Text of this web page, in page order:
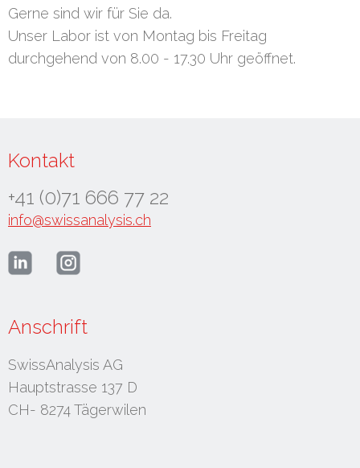
Gerne sind wir für Sie da.
Unser Labor ist von Montag bis Freitag
durchgehend von 8.00 - 17.30 Uhr geöffnet.
Kontakt
+41 (0)71 666 77 22
info@swissanalysis.ch
Anschrift
SwissAnalysis AG
Hauptstrasse 137 D
CH- 8274 Tägerwilen